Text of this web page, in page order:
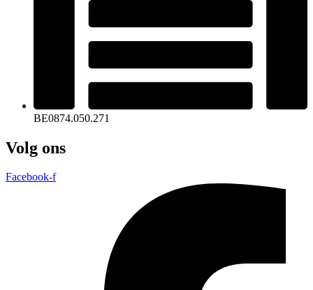
BE0874.050.271
Volg ons
Facebook-f